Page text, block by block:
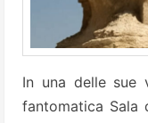
In una delle sue
fantomatica Sala